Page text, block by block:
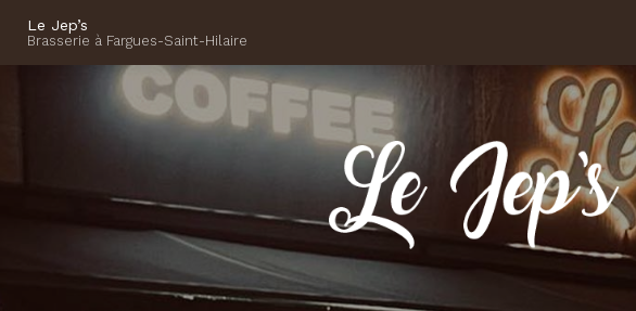
Le Jep’s
Brasserie à Fargues-Saint-Hilaire